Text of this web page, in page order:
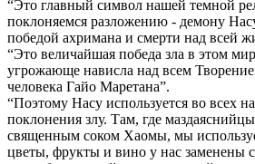
“Это главный символ нашей темной
поклоняемся разложению - демону
победой ахримана и смерти над всей
“Это величайшая победа зла в этом
угрожающе нависла над всем
человека Гайо Маретана”.
“Поэтому Насу используется во всех
поклонения злу. Там, где
священным соком Хаомы, мы
цветы, фрукты и вино у нас заменены